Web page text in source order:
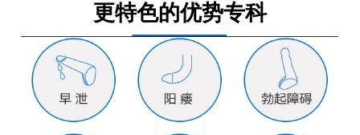
更特色的优势专科